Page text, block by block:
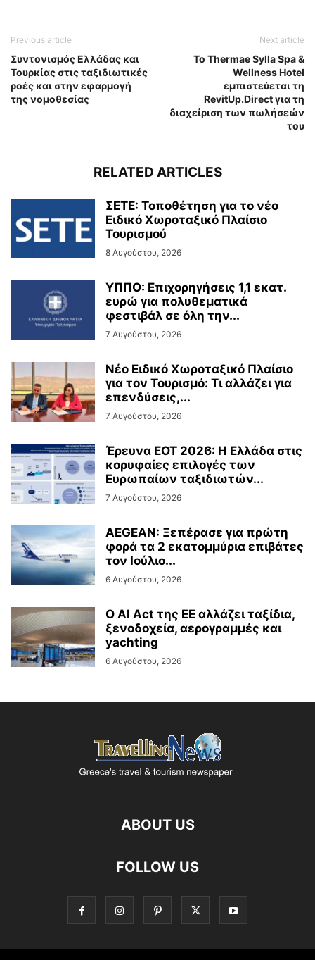
Previous article
Συντονισμός Ελλάδας και
Τουρκίας στις ταξιδιωτικές
ροές και στην εφαρμογή
της νομοθεσίας
Next article
Το Thermae Sylla Spa &
Wellness Hotel
εμπιστεύεται τη
RevitUp.Direct για τη
διαχείριση των πωλήσεών
του
RELATED ARTICLES
ΣΕΤΕ: Τοποθέτηση για το νέο
Ειδικό Χωροταξικό Πλαίσιο
Τουρισμού
8 Αυγούστου, 2026
ΥΠΠΟ: Επιχορηγήσεις 1,1 εκατ.
ευρώ για πολυθεματικά
φεστιβάλ σε όλη την...
7 Αυγούστου, 2026
Νέο Ειδικό Χωροταξικό Πλαίσιο
για τον Τουρισμό: Τι αλλάζει για
επενδύσεις,...
7 Αυγούστου, 2026
Έρευνα ΕΟΤ 2026: Η Ελλάδα στις
κορυφαίες επιλογές των
Ευρωπαίων ταξιδιωτών...
7 Αυγούστου, 2026
AEGEAN: Ξεπέρασε για πρώτη
φορά τα 2 εκατομμύρια επιβάτες
τον Ιούλιο...
6 Αυγούστου, 2026
Ο AI Act της ΕΕ αλλάζει ταξίδια,
ξενοδοχεία, αερογραμμές και
yachting
6 Αυγούστου, 2026
ABOUT US
FOLLOW US